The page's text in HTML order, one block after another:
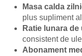
Masa calda
plus supliment
Ratie lunara de
consistent de
Abonament